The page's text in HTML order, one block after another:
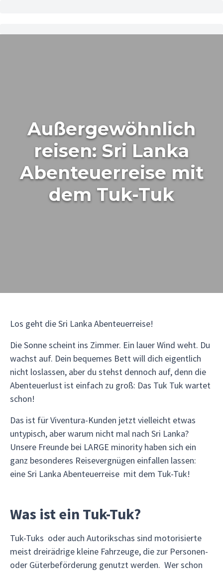
Außergewöhnlich
reisen: Sri Lanka
Abenteuerreise mit
dem Tuk-Tuk
Los geht die Sri Lanka Abenteuerreise!
Die Sonne scheint ins Zimmer. Ein lauer Wind weht. Du
wachst auf. Dein bequemes Bett will dich eigentlich
nicht loslassen, aber du stehst dennoch auf, denn die
Abenteuerlust ist einfach zu groß: Das Tuk Tuk wartet
schon!
Das ist für Viventura-Kunden jetzt vielleicht etwas
untypisch, aber warum nicht mal nach Sri Lanka?
Unsere Freunde bei LARGE minority haben sich ein
ganz besonderes Reisevergnügen einfallen lassen:
eine Sri Lanka Abenteuerreise mit dem Tuk-Tuk!
Was ist ein Tuk-Tuk?
Tuk-Tuks oder auch Autorikschas sind motorisierte
meist dreirädrige kleine Fahrzeuge, die zur Personen-
oder Güterbeförderung genutzt werden. Wer schon